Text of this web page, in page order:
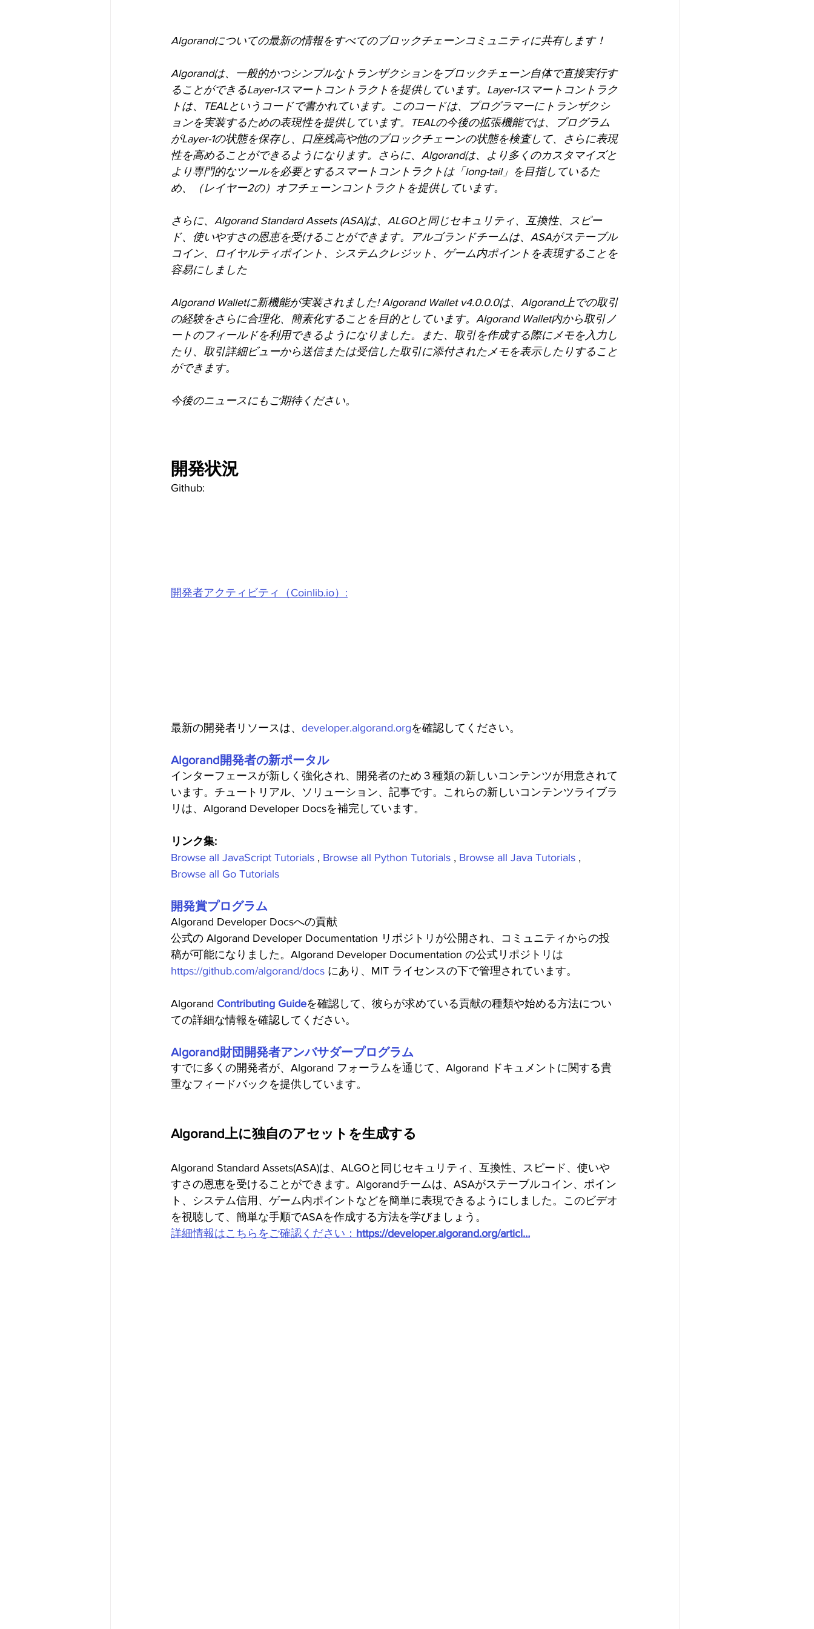
Algorandについての最新の情報をすべてのブロックチェーンコミュニティに共有します！
Algorandは、一般的かつシンプルなトランザクションをブロックチェーン自体で直接実行す
ることができるLayer-1スマートコントラクトを提供しています。Layer-1スマートコントラク
トは、TEALというコードで書かれています。このコードは、プログラマーにトランザクシ
ョンを実装するための表現性を提供しています。TEALの今後の拡張機能では、プログラム
がLayer-1の状態を保存し、口座残高や他のブロックチェーンの状態を検査して、さらに表現
性を高めることができるようになります。さらに、Algorandは、より多くのカスタマイズと
より専門的なツールを必要とするスマートコントラクトは「long-tail」を目指しているた
め、（レイヤー2の）オフチェーンコントラクトを提供しています。
さらに、Algorand Standard Assets (ASA)は、ALGOと同じセキュリティ、互換性、スピー
ド、使いやすさの恩恵を受けることができます。アルゴランドチームは、ASAがステーブル
コイン、ロイヤルティポイント、システムクレジット、ゲーム内ポイントを表現することを
容易にしました
Algorand Walletに新機能が実装されました! Algorand Wallet v4.0.0.0は、Algorand上での取引
の経験をさらに合理化、簡素化することを目的としています。Algorand Wallet内から取引ノ
ートのフィールドを利用できるようになりました。また、取引を作成する際にメモを入力し
たり、取引詳細ビューから送信または受信した取引に添付されたメモを表示したりすること
ができます。
今後のニュースにもご期待ください。
開発状況
Github:
開発者アクティビティ（Coinlib.io）:
最新の開発者リソースは、 developer.algorand.orgを確認してください。
Algorand開発者の新ポータル
インターフェースが新しく強化され、開発者のため３種類の新しいコンテンツが用意されて
います。チュートリアル、ソリューション、記事です。これらの新しいコンテンツライブラ
リは、Algorand Developer Docsを補完しています。
リンク集:
Browse all JavaScript Tutorials , Browse all Python Tutorials , Browse all Java Tutorials ,
Browse all Go Tutorials
開発賞プログラム
Algorand Developer Docsへの貢献
公式の Algorand Developer Documentation リポジトリが公開され、コミュニティからの投
稿が可能になりました。Algorand Developer Documentation の公式リポジトリは
https://github.com/algorand/docs にあり、MIT ライセンスの下で管理されています。
Algorand Contributing Guideを確認して、彼らが求めている貢献の種類や始める方法につい
ての詳細な情報を確認してください。
Algorand財団開発者アンバサダープログラム
すでに多くの開発者が、Algorand フォーラムを通じて、Algorand ドキュメントに関する貴
重なフィードバックを提供しています。
Algorand上に独自のアセットを生成する
Algorand Standard Assets(ASA)は、ALGOと同じセキュリティ、互換性、スピード、使いや
すさの恩恵を受けることができます。Algorandチームは、ASAがステーブルコイン、ポイン
ト、システム信用、ゲーム内ポイントなどを簡単に表現できるようにしました。このビデオ
を視聴して、簡単な手順でASAを作成する方法を学びましょう。
詳細情報はこちらをご確認ください： https://developer.algorand.org/articl…